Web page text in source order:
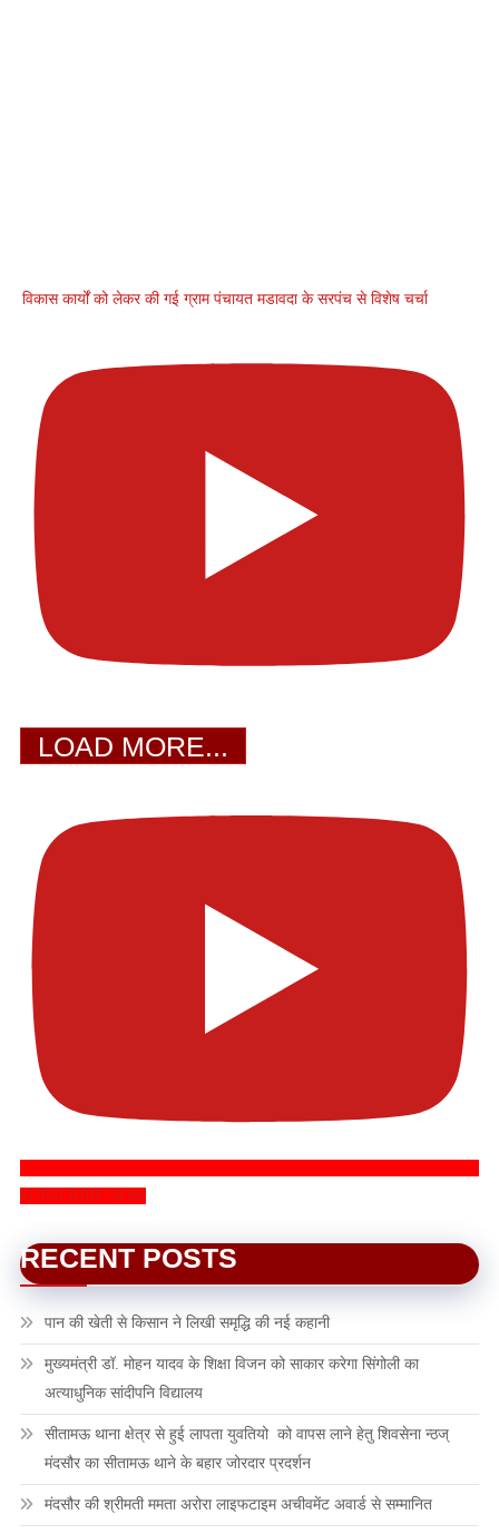
विकास कार्यों को लेकर की गई ग्राम पंचायत मडावदा के सरपंच से विशेष चर्चा
LOAD MORE...
SUBSCRIBE NOW
RECENT POSTS
पान की खेती से किसान ने लिखी समृद्धि की नई कहानी
मुख्यमंत्री डॉ. मोहन यादव के शिक्षा विजन को साकार करेगा सिंगोली का
अत्याधुनिक सांदीपनि विद्यालय
सीतामऊ थाना क्षेत्र से हुई लापता युवतियो को वापस लाने हेतु शिवसेना न्ठज्
मंदसौर का सीतामऊ थाने के बहार जोरदार प्रदर्शन
मंदसौर की श्रीमती ममता अरोरा लाइफटाइम अचीवमेंट अवार्ड से सम्मानित